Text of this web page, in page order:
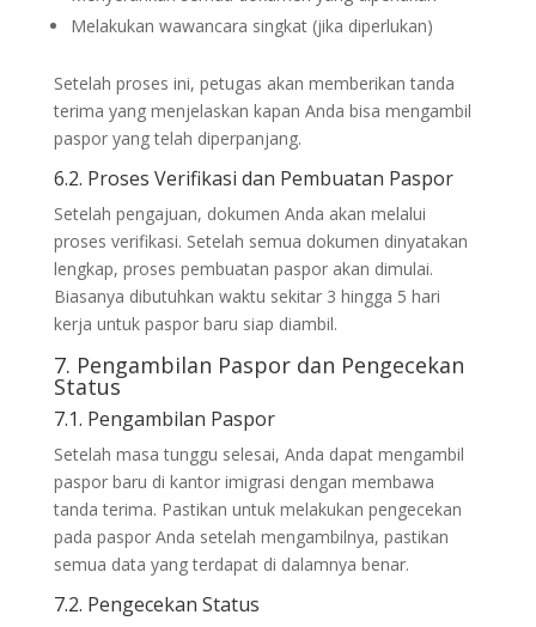
Melakukan wawancara singkat (jika diperlukan)
Setelah proses ini, petugas akan memberikan tanda
terima yang menjelaskan kapan Anda bisa mengambil
paspor yang telah diperpanjang.
6.2. Proses Verifikasi dan Pembuatan Paspor
Setelah pengajuan, dokumen Anda akan melalui
proses verifikasi. Setelah semua dokumen dinyatakan
lengkap, proses pembuatan paspor akan dimulai.
Biasanya dibutuhkan waktu sekitar 3 hingga 5 hari
kerja untuk paspor baru siap diambil.
7. Pengambilan Paspor dan Pengecekan
Status
7.1. Pengambilan Paspor
Setelah masa tunggu selesai, Anda dapat mengambil
paspor baru di kantor imigrasi dengan membawa
tanda terima. Pastikan untuk melakukan pengecekan
pada paspor Anda setelah mengambilnya, pastikan
semua data yang terdapat di dalamnya benar.
7.2. Pengecekan Status